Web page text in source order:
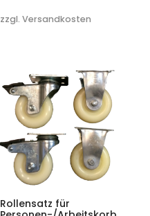
zzgl. Versandkosten
Rollensatz für